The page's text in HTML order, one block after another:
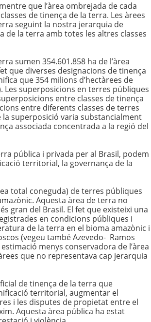
que l’àrea ombrejada de cada
de tinença de la terra. Les àrees
seguint la nostra jerarquia de
de la terra amb totes les altres classes
sumen 354.601.858 ha de l’àrea
que diverses designacions de tinença
que 354 milions d’hectàrees de
Les superposicions en terres públiques
entre classes de tinença
entre diferents classes de terres
la superposició varia substancialment
associada concentrada a la regió del
pública i privada per al Brasil, podem
territorial, la governança de la
total coneguda) de terres públiques
Aquesta àrea de terra no
gran del Brasil. El fet que existeixi una
en condicions públiques i
de la terra en el bioma amazònic i
(vegeu també Azevedo- Ramos
menys conservadora de l’àrea
que no representava cap jerarquia
de tinença de la terra que
territorial, augmentar el
i les disputes de propietat entre el
Aquesta àrea pública ha estat